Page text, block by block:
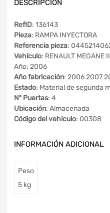
DESCRIPCIÓN
RefID: 136143
Pieza: RAMPA INYECTORA
Referencia pieza:
Vehículo: RENAULT MEGANE
Año: 2006
Año fabricación: 2006 2007
Estado: Material de segunda
Nº Puertas: 4
Ubicación: Almacenada
Código del vehículo: 00308
INFORMACIÓN ADICIONAL
Peso
5 kg